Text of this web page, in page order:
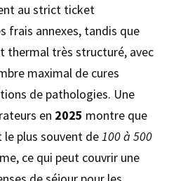
au strict ticket
frais annexes, tandis que
thermal très structuré, avec
maximal de cures
de pathologies. Une
en 2025 montre que
plus souvent de100 à 500
ce qui peut couvrir une